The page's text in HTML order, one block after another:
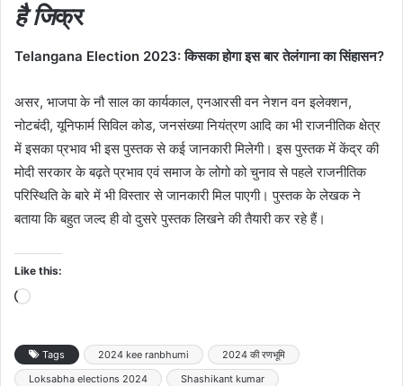
है जिक्र
Telangana Election 2023: किसका होगा इस बार तेलंगाना का सिंहासन?
असर, भाजपा के नौ साल का कार्यकाल, एनआरसी वन नेशन वन इलेक्शन,
नोटबंदी, यूनिफार्म सिविल कोड, जनसंख्या नियंत्रण आदि का भी राजनीतिक क्षेत्र
में इसका प्रभाव भी इस पुस्तक से कई जानकारी मिलेगी। इस पुस्तक में केंद्र की
मोदी सरकार के बढ़ते प्रभाव एवं समाज के लोगो को चुनाव से पहले राजनीतिक
परिस्थिति के बारे में भी विस्तार से जानकारी मिल पाएगी। पुस्तक के लेखक ने
बताया कि बहुत जल्द ही वो दुसरे पुस्तक लिखने की तैयारी कर रहे हैं।
Like this:
Loading…
Tags 2024 kee ranbhumi
2024 की रणभूमि
Loksabha elections 2024
Shashikant kumar